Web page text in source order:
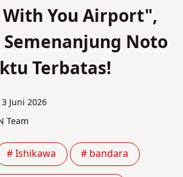
You Airport",
Noto
Terbatas!
3 Juni 2026
Team
# Ishikawa # bandara